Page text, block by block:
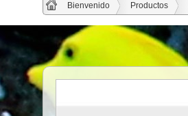
Bienvenido Productos